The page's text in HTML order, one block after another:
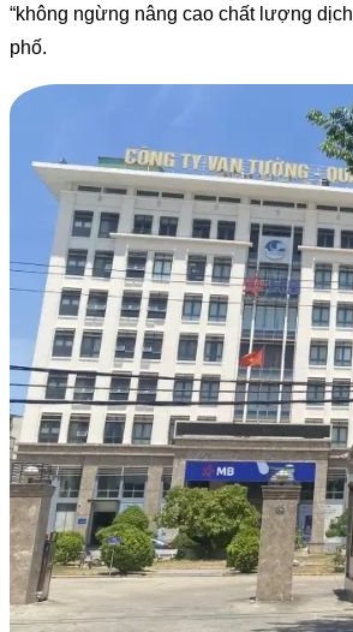
“không ngừng nâng cao chất lượng
phố.